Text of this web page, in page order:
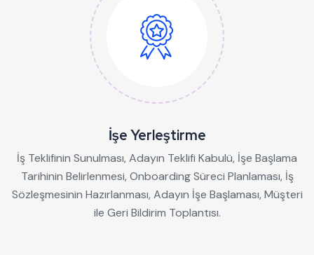
İşe Yerleştirme
İş Teklifinin Sunulması, Adayın Teklifi Kabulü, İşe Başlama
Tarihinin Belirlenmesi, Onboarding Süreci Planlaması, İş
Sözleşmesinin Hazırlanması, Adayın İşe Başlaması, Müşteri
ile Geri Bildirim Toplantısı.